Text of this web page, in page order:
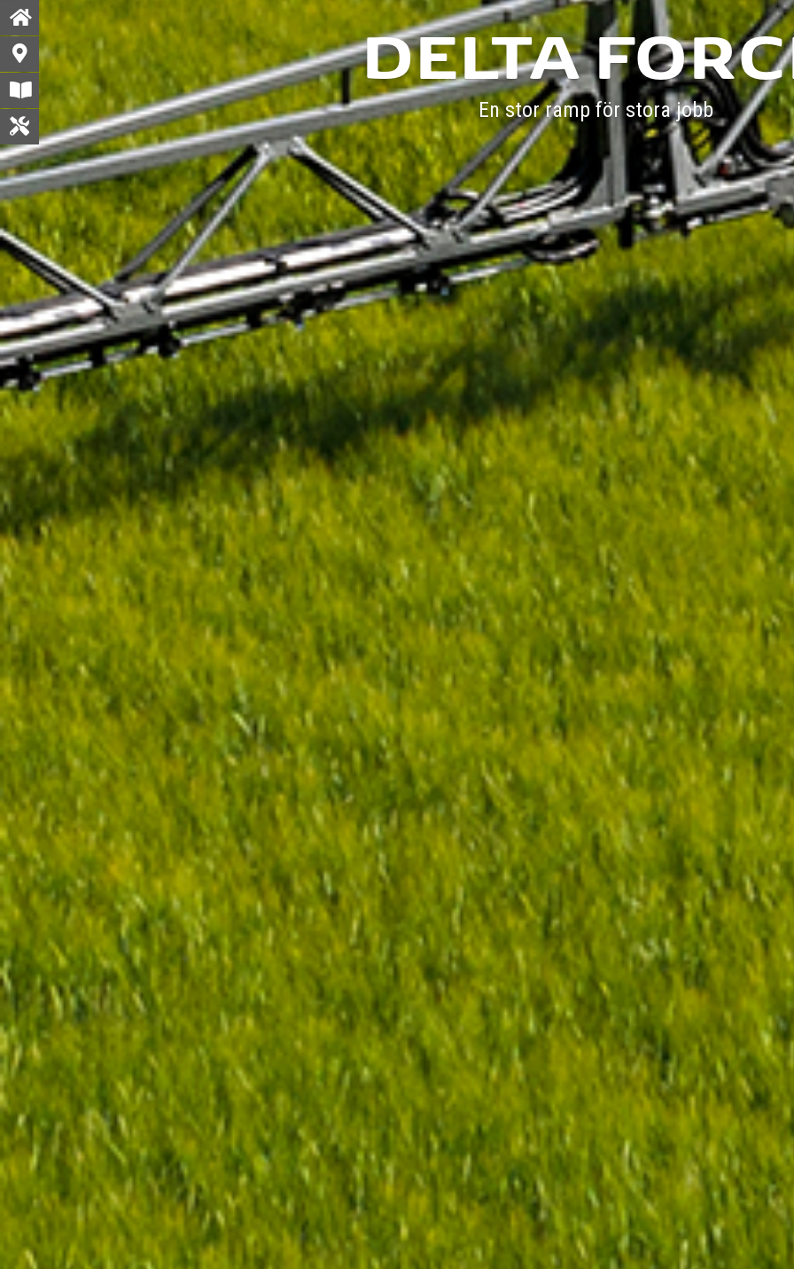
DELTA
En stor ramp för stora jobb